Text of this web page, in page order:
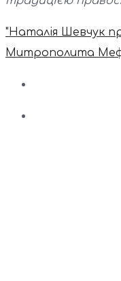
"Наталія Шевчук
Митрополита